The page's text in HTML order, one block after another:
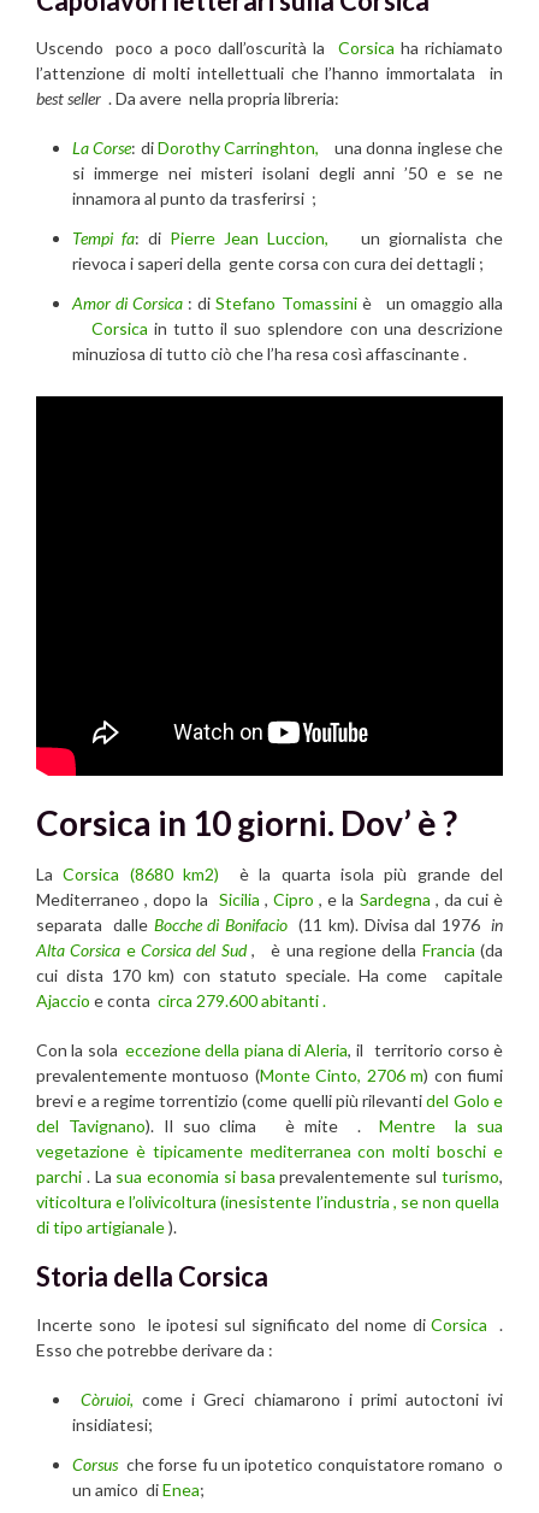
Uscendo poco a poco dall’oscurità la Corsica ha richiamato
l’attenzione di molti intellettuali che l’hanno immortalata in
best seller . Da avere nella propria libreria:
La Corse: diDorothy Carringhton,
una donna inglese che
si immerge nei misteri isolani degli anni ’50 e se ne
innamora al punto da trasferirsi ;
Tempi fa: di Pierre Jean Luccion, un giornalista che
rievoca i saperi della gente corsa con cura dei dettagli ;
Amor di Corsica : diStefano Tomassiniè un omaggio alla
Corsica in tutto il suo splendore con una descrizione
minuziosa di tutto ciò che l’ha resa così affascinante .
Corsica in 10 giorni. Dov’ è ?
LaCorsica (8680 km2)
è la quarta isola più grande del
Mediterraneo , dopo la Sicilia , Cipro , e la Sardegna , da cui è
separata dalle Bocche diBonifacio (11 km). Divisa dal 1976 in
Alta Corsica eCorsica del Sud, è una regione della Francia (da
cui dista 170 km) con statuto speciale. Ha come capitale
Ajaccio e conta circa 279.600 abitanti .
Con la solaeccezione della piana di Aleria, il territorio corso è
prevalentemente montuoso (Monte Cinto, 2706 m) con fiumi
brevi e a regime torrentizio (come quelli più rilevantidel Golo e
del Tavignano). Il suo clima è mite .Mentre la sua
vegetazione è tipicamente mediterranea con molti boschi e
parchi . La sua economia si basa prevalentemente sulturismo,
viticoltura e l’olivicoltura (inesistente l’industria , se non quella
di tipo artigianale).
Storia della Corsica
Incerte sono le ipotesi sul significato del nome diCorsica .
Esso che potrebbe derivare da :
Còruioi, come i Greci chiamarono i primi autoctoni ivi
insidiatesi;
Corsus che forse fu un ipotetico conquistatore romano o
un amico diEnea;